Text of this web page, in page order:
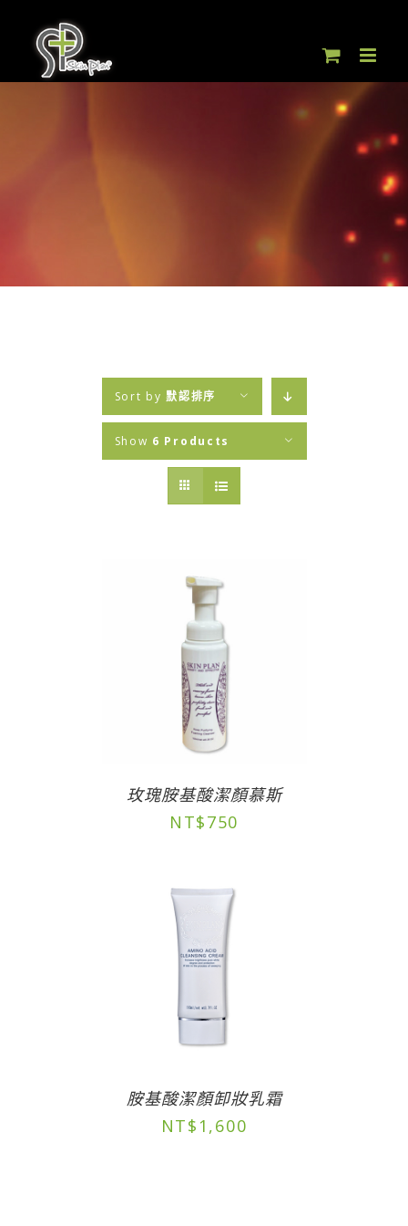
content
Sort by默認排序
Show 6 Products
玫瑰胺基酸潔顏慕斯
NT$750
胺基酸潔顏卸妝乳霜
NT$ 1,600